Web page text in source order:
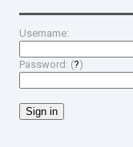
Username:
Password: (?)